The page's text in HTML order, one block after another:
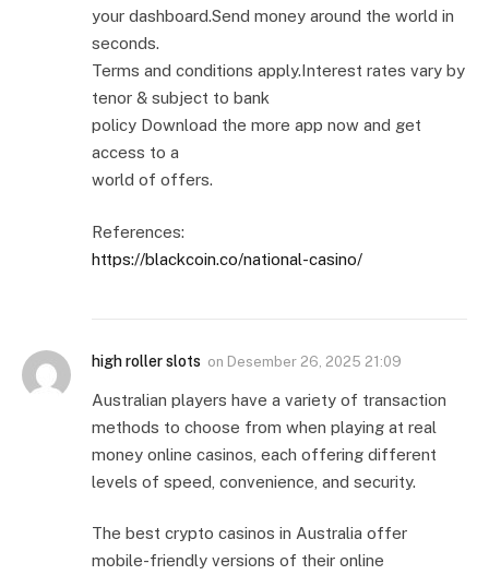
your dashboard.Send money around the world in
seconds.
Terms and conditions apply.Interest rates vary by
tenor & subject to bank
policy Download the more app now and get
access to a
world of offers.
References:
https://blackcoin.co/national-casino/
high roller slots on Desember 26, 2025 21:09
Australian players have a variety of transaction
methods to choose from when playing at real
money online casinos, each offering different
levels of speed, convenience, and security.
The best crypto casinos in Australia offer
mobile-friendly versions of their online